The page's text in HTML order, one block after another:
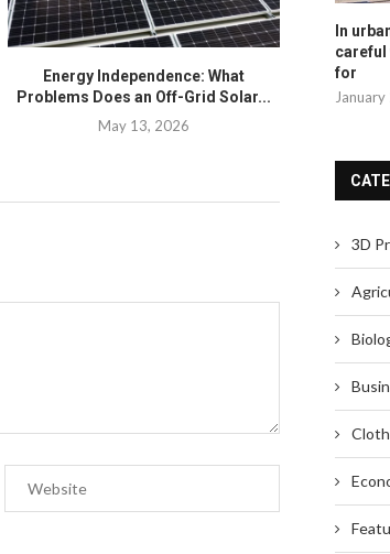
Energy Independence: What
Problems Does an Off-Grid Solar...
May 13, 2026
with
In
careful
for
3D